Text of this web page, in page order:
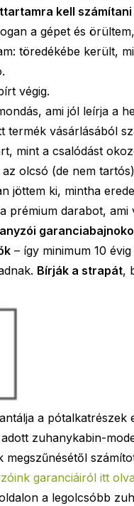
kell
a gépet és
töredékébe került,
végig.
ami jól leírja a
termék vásárlásából
mint a csalódást
olcsó (de nem
jöttem ki, mintha
prémium darabot, ami
– így minimum 10
Bírják a strapát,
a pótalkatrészek
zuhanykabin-
megszűnésétől
garanciáiról itt
a legolcsóbb